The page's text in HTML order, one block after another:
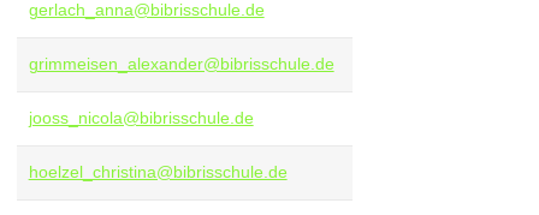
gerlach_anna@bibrisschule.de
grimmeisen_alexander@bibrisschule.de
jooss_nicola@bibrisschule.de
hoelzel_christina@bibrisschule.de